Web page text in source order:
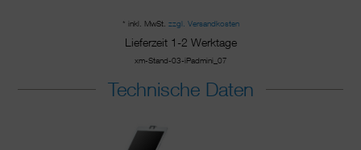
* inkl. MwSt. zzgl. Versandkosten
Lieferzeit 1-2 Werktage
xm-Stand-03-iPadmini_07
Technische Daten